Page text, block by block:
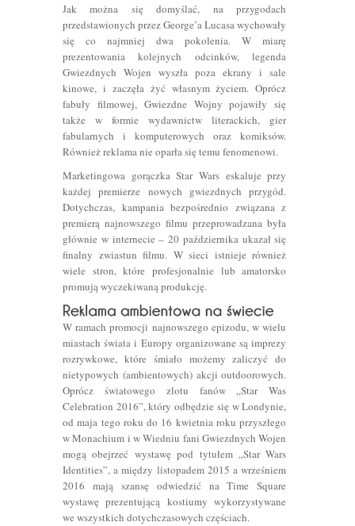
Jak można się domyślać, na przygodach
przedstawionych przez George’a Lucasa wychowały
się co najmniej dwa pokolenia. W miarę
prezentowania kolejnych odcinków, legenda
Gwiezdnych Wojen wyszła poza ekrany i sale
kinowe, i zaczęła żyć własnym życiem. Oprócz
fabuły filmowej, Gwiezdne Wojny pojawiły się
także w formie wydawnictw literackich, gier
fabularnych i komputerowych oraz komiksów.
Również reklama nie oparła się temu fenomenowi.
Marketingowa gorączka Star Wars eskaluje przy
każdej premierze nowych gwiezdnych przygód.
Dotychczas, kampania bezpośrednio związana z
premierą najnowszego filmu przeprowadzana była
głównie w internecie – 20 października ukazał się
finalny zwiastun filmu. W sieci istnieje również
wiele stron, które profesjonalnie lub amatorsko
promują wyczekiwaną produkcję.
W ramach promocji najnowszego epizodu, w wielu
miastach świata i Europy organizowane są imprezy
rozrywkowe, które śmiało możemy zaliczyć do
nietypowych (ambientowych) akcji outdoorowych.
Oprócz światowego zlotu fanów „Star Was
Celebration 2016”, który odbędzie się w Londynie,
od maja tego roku do 16 kwietnia roku przyszłego
w Monachium i w Wiedniu fani Gwiezdnych Wojen
mogą obejrzeć wystawę pod tytułem „Star Wars
Identities”, a między listopadem 2015 a wrześniem
2016 mają szansę odwiedzić na Time Square
wystawę prezentującą kostiumy wykorzystywane
we wszystkich dotychczasowych częściach.